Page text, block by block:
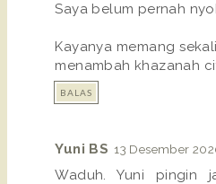
Saya belum pernah
Kayanya memang
menambah khazanah
BALAS
Yuni BS 13 Desember
Waduh. Yuni pingin